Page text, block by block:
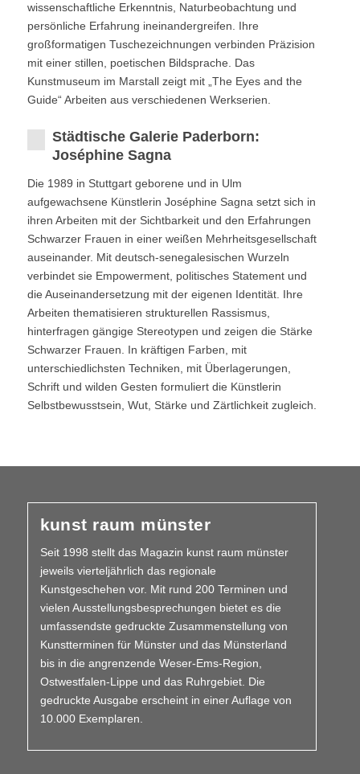
wissenschaftliche Erkenntnis, Naturbeobachtung und
persönliche Erfahrung ineinandergreifen. Ihre
großformatigen Tuschezeichnungen verbinden Präzision
mit einer stillen, poetischen Bildsprache. Das
Kunstmuseum im Marstall zeigt mit „The Eyes and the
Guide“ Arbeiten aus verschiedenen Werkserien.
Städtische Galerie Paderborn:
Joséphine Sagna
Die 1989 in Stuttgart geborene und in Ulm
aufgewachsene Künstlerin Joséphine Sagna setzt sich in
ihren Arbeiten mit der Sichtbarkeit und den Erfahrungen
Schwarzer Frauen in einer weißen Mehrheitsgesellschaft
auseinander. Mit deutsch-senegalesischen Wurzeln
verbindet sie Empowerment, politisches Statement und
die Auseinandersetzung mit der eigenen Identität. Ihre
Arbeiten thematisieren strukturellen Rassismus,
hinterfragen gängige Stereotypen und zeigen die Stärke
Schwarzer Frauen. In kräftigen Farben, mit
unterschiedlichsten Techniken, mit Überlagerungen,
Schrift und wilden Gesten formuliert die Künstlerin
Selbstbewusstsein, Wut, Stärke und Zärtlichkeit zugleich.
kunst raum münster
Seit 1998 stellt das Magazin kunst raum münster
jeweils vierteljährlich das regionale
Kunstgeschehen vor. Mit rund 200 Terminen und
vielen Aus­­stellungs­besprechungen bietet es die
umfassendste gedruckte Zusammen­stellung von
Kunstterminen für Münster und das Münsterland
bis in die angrenzende Weser-Ems-Region,
Ostwestfalen-Lippe und das Ruhrgebiet. Die
gedruckte Ausgabe erscheint in einer Auflage von
10.000 Exemplaren.